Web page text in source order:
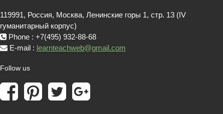
119991, Россия, Москва, Ленинские горы 1, стр. 13 (IV
гуманитарный корпус)
Phone : +7(495) 932-88-68
E-mail : learnteachweb@gmail.com
Follow us